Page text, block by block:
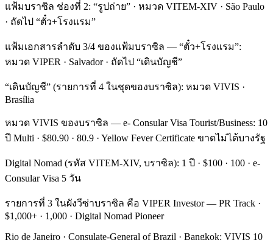
แฟ้มบราซิล ช่องที่ 2: “รูปถ่าย” · หมวด VITEM-XIV · São Paulo
· ถัดไป “ตั๋ว+โรงแรม”
แฟ้มเอกสารลำดับ 3/4 ของแฟ้มบราซิล — “ตั๋ว+โรงแรม”:
หมวด VIPER · Salvador · ถัดไป “เดินบัญชี”
“เดินบัญชี” (รายการที่ 4 ในชุดของบราซิล): หมวด VIVIS ·
Brasília
หมวด VIVIS ของบราซิล — e- Consular Visa Tourist/Business: 10
ปี Multi · $80.90 · 80.9 · Yellow Fever Certificate ขาดไม่ได้บางรัฐ
Digital Nomad (รหัส VITEM-XIV, บราซิล): 1 ปี · $100 · 100 · e-
Consular Visa 5 วัน
รายการที่ 3 ในผังวีซ่าบราซิล คือ VIPER Investor — PR Track ·
$1,000+ · 1,000 · Digital Nomad Pioneer
Rio de Janeiro · Consulate-General of Brazil · Bangkok: VIVIS 10